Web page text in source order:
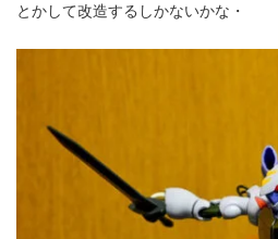
とかして改造するしかないかな・